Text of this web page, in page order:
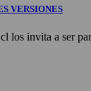
VERSIONES
los invita a ser